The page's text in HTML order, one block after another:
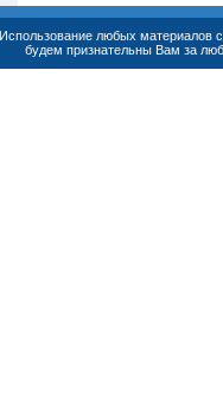
любых материалов
будем признательны Вам за